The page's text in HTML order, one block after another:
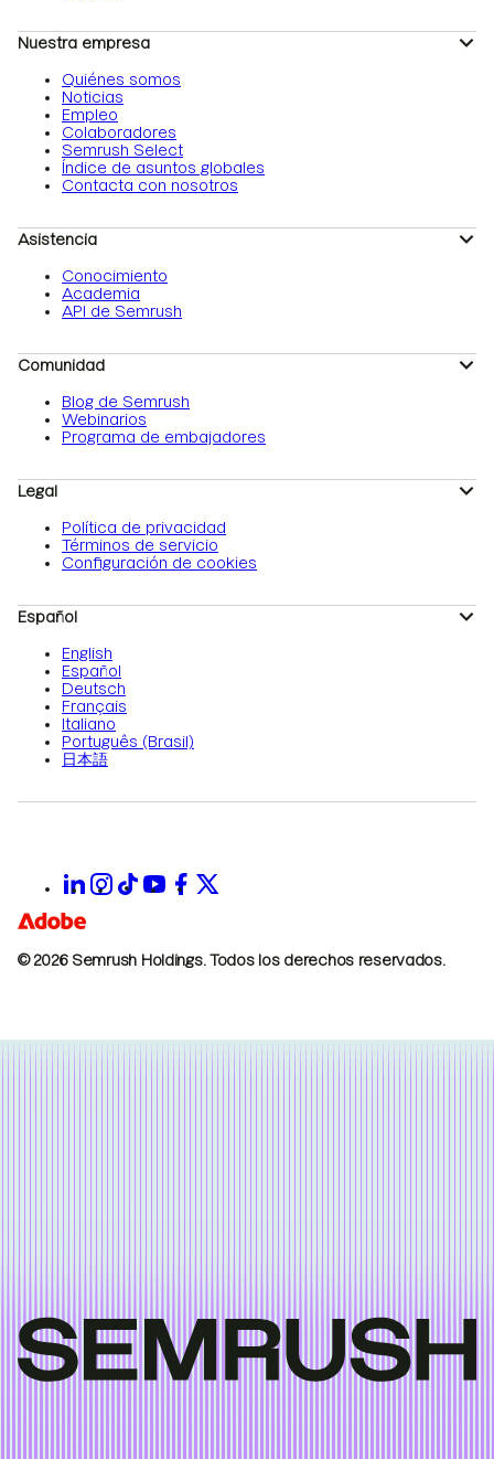
Nuestra empresa
Quiénes somos
Noticias
Empleo
Colaboradores
Semrush Select
Índice de asuntos globales
Contacta con nosotros
Asistencia
Conocimiento
Academia
API de Semrush
Comunidad
Blog de Semrush
Webinarios
Programa de embajadores
Legal
Política de privacidad
Términos de servicio
Configuración de cookies
Español
English
Español
Deutsch
Français
Italiano
Português (Brasil)
日本語
© 2026 Semrush Holdings. Todos los derechos reservados.